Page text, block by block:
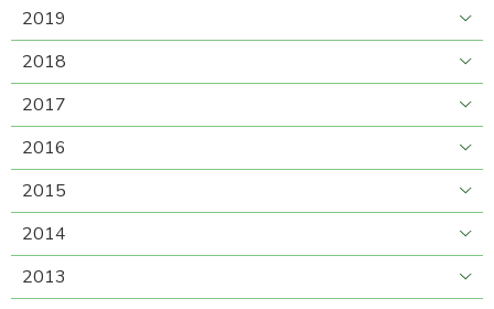
2019
2018
2017
2016
2015
2014
2013